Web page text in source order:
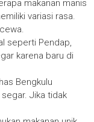
makanan manis
variasi rasa.
seperti Pendap,
karena baru di
Bengkulu
Jika tidak